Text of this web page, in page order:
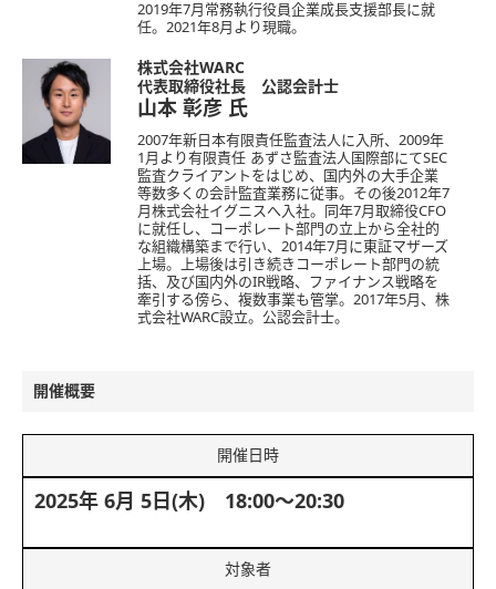
2019年7月常務執行役員企業成長支援部長に就
任。2021年8月より現職。
株式会社WARC
代表取締役社長 公認会計士
山本 彰彦 氏
2007年新日本有限責任監査法人に入所、2009年
1月より有限責任 あずさ監査法人国際部にてSEC
監査クライアントをはじめ、国内外の大手企業
等数多くの会計監査業務に従事。その後2012年7
月株式会社イグニスへ入社。同年7月取締役CFO
に就任し、コーポレート部門の立上から全社的
な組織構築まで行い、2014年7月に東証マザーズ
上場。上場後は引き続きコーポレート部門の統
括、及び国内外のIR戦略、ファイナンス戦略を
牽引する傍ら、複数事業も管掌。2017年5月、株
式会社WARC設立。公認会計士。
開催概要
開催日時
2025年 6月 5日(木) 18:00～20:30
対象者